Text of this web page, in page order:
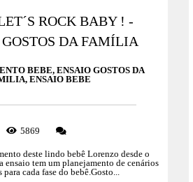
ROCK BABY ! -
DA FAMÍLIA
BEBE, ENSAIO GOSTOS DA
ENSAIO BEBE
5869
deste lindo bebê Lorenzo desde o
ensaio tem um planejamento de cenários
para cada fase do bebê.Gosto...